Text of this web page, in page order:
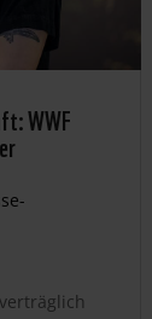
WWF